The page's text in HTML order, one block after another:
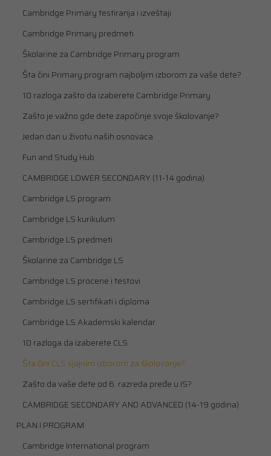
Cambridge Primary testiranja i izveštaji
Cambridge Primary predmeti
Školarine za Cambridge Primary program
Šta čini Primary program najboljim izborom za vaše dete?
10 razloga zašto da izaberete Cambridge Primary
Zašto je važno gde dete započinje svoje školovanje?
Jedan dan u životu naših osnovaca
Fun and Study Hub
CAMBRIDGE LOWER SECONDARY (11-14 godina)
Cambridge LS program
Cambridge LS kurikulum
Cambridge LS predmeti
Školarine za Cambridge LS
Cambridge LS procene i testovi
Cambridge LS sertifikati i diploma
Cambridge LS Akademski kalendar
10 razloga da izaberete CLS
Šta čini CLS sjajnim izborom za školovanje?
Zašto da vaše dete od 6. razreda pređe u IS?
CAMBRIDGE SECONDARY AND ADVANCED (14-19 godina)
PLAN I PROGRAM
Cambridge International program